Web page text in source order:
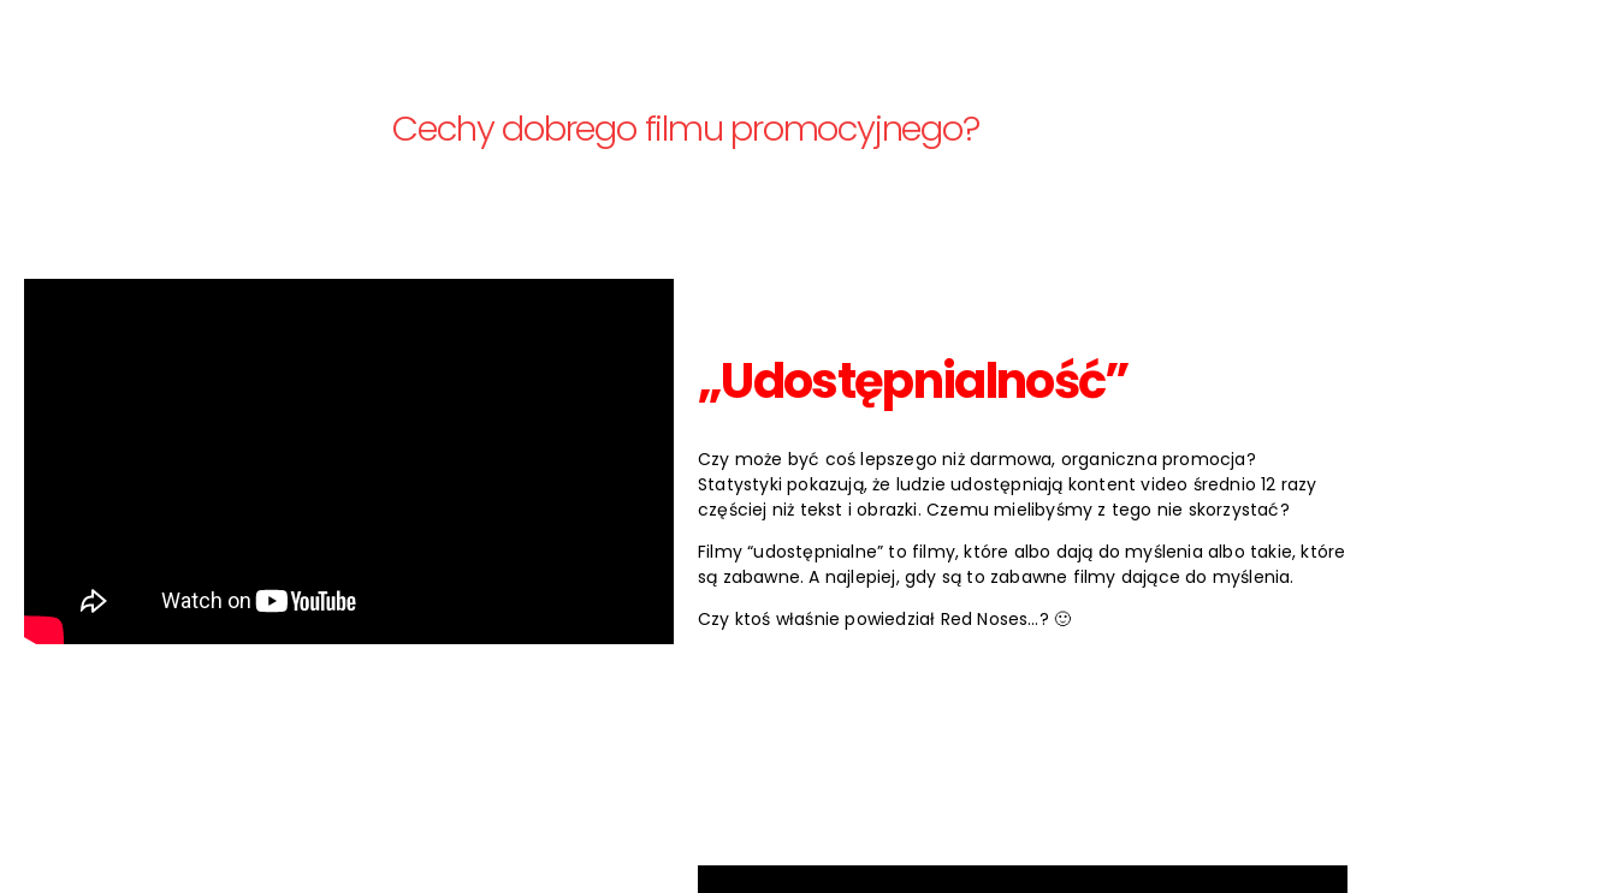
Cechy dobrego filmu promocyjnego?
„Udostępnialność”
Czy może być coś lepszego niż darmowa, organiczna promocja?
Statystyki pokazują, że ludzie udostępniają kontent video średnio 12 razy
częściej niż tekst i obrazki. Czemu mielibyśmy z tego nie skorzystać?
Filmy “udostępnialne” to filmy, które albo dają do myślenia albo takie, które
są zabawne. A najlepiej, gdy są to zabawne filmy dające do myślenia.
Czy ktoś właśnie powiedział Red Noses…? 🙂